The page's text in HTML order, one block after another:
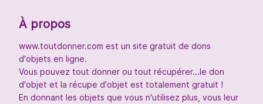
À propos
www.toutdonner.com est un site gratuit de dons
d'objets en ligne.
Vous pouvez tout donner ou tout récupérer...le don
d'objet et la récupe d'objet est totalement gratuit !
En donnant les objets que vous n'utilisez plus, vous leur